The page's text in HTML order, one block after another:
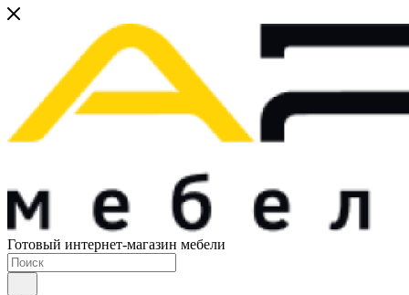
Готовый интернет-магазин мебели